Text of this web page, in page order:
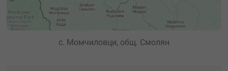
с. Момчиловци, общ. Смолян